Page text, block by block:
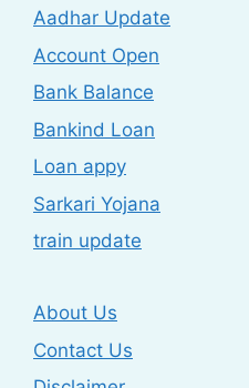
Aadhar Update
Account Open
Bank Balance
Bankind Loan
Loan appy
Sarkari Yojana
train update
About Us
Contact Us